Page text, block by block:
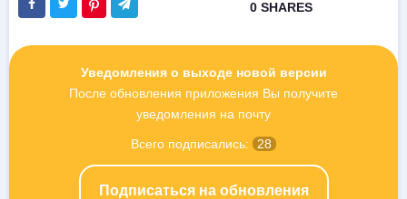
Уведомления о выходе новой версии
После обновления приложения Вы получите
уведомления на почту
Подписаться на обновления
Всего подписались: 28